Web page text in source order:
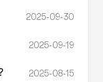
2025-09-30
2025-09-19
2025-08-15